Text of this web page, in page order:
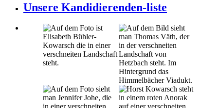
Unsere Kandidierenden-liste